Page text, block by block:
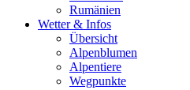
Rumänien
Wetter & Infos
Übersicht
Alpenblumen
Alpentiere
Wegpunkte